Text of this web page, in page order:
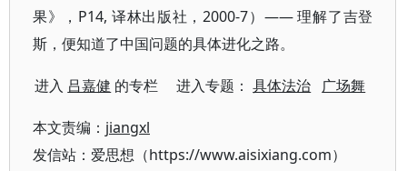
果》，P14, 译林出版社，2000-7）—— 理解了吉登
斯，便知道了中国问题的具体进化之路。
进入 吕嘉健 的专栏 进入专题：具体法治 广场舞
本文责编： jiangxl
发信站：爱思想（https://www.aisixiang.com）